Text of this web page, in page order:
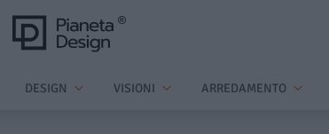
DESIGN VISIONI ARREDAMENTO